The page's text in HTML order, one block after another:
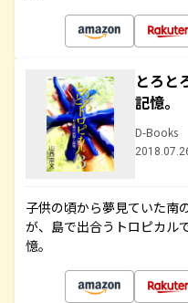
とろと
記憶
D-Books
子供の頃から夢見ていた南
が、島で出合うトロピカル
憶。